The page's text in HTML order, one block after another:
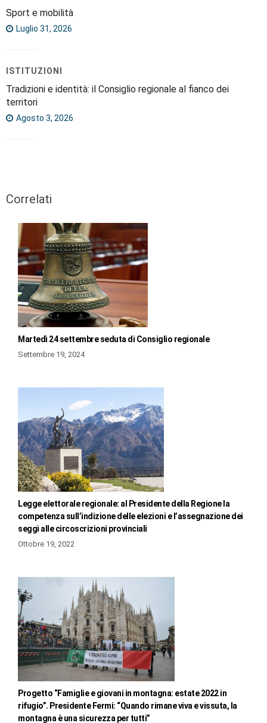
Sport e mobilità
Luglio 31, 2026
ISTITUZIONI
Tradizioni e identità: il Consiglio regionale al fianco dei
territori
Agosto 3, 2026
Correlati
Martedì 24 settembre seduta di Consiglio regionale
Settembre 19, 2024
Legge elettorale regionale: al Presidente della Regione la
competenza sull’indizione delle elezioni e l’assegnazione dei
seggi alle circoscrizioni provinciali
Ottobre 19, 2022
Progetto “Famiglie e giovani in montagna: estate 2022 in
rifugio”. Presidente Fermi: “Quando rimane viva e vissuta, la
montagna è una sicurezza per tutti”